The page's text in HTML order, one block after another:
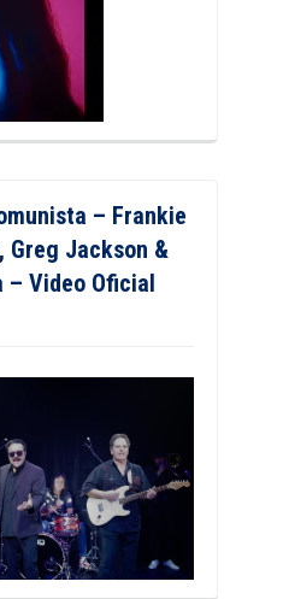
– Frankie
Greg Jackson &
– Video Oficial